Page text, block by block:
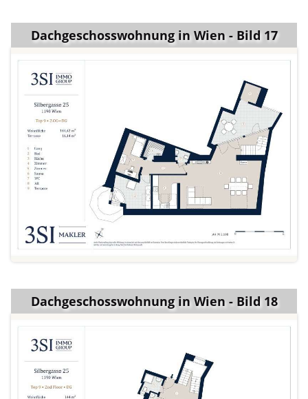
Dachgeschosswohnung in Wien - Bild 17
Dachgeschosswohnung in Wien - Bild 18